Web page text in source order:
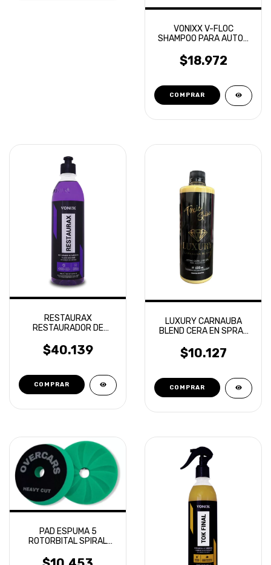
VONIXX V-FLOC
SHAMPOO PARA AUTOS
500ML
$18.972
RESTAURAX
RESTAURADOR DE
500ML
$40.139
LUXURY CARNAUBA
BLEND CERA EN SPRAY
$10.127
PAD ESPUMA 5
ROTORBITAL SPIRAL
OVERCARS